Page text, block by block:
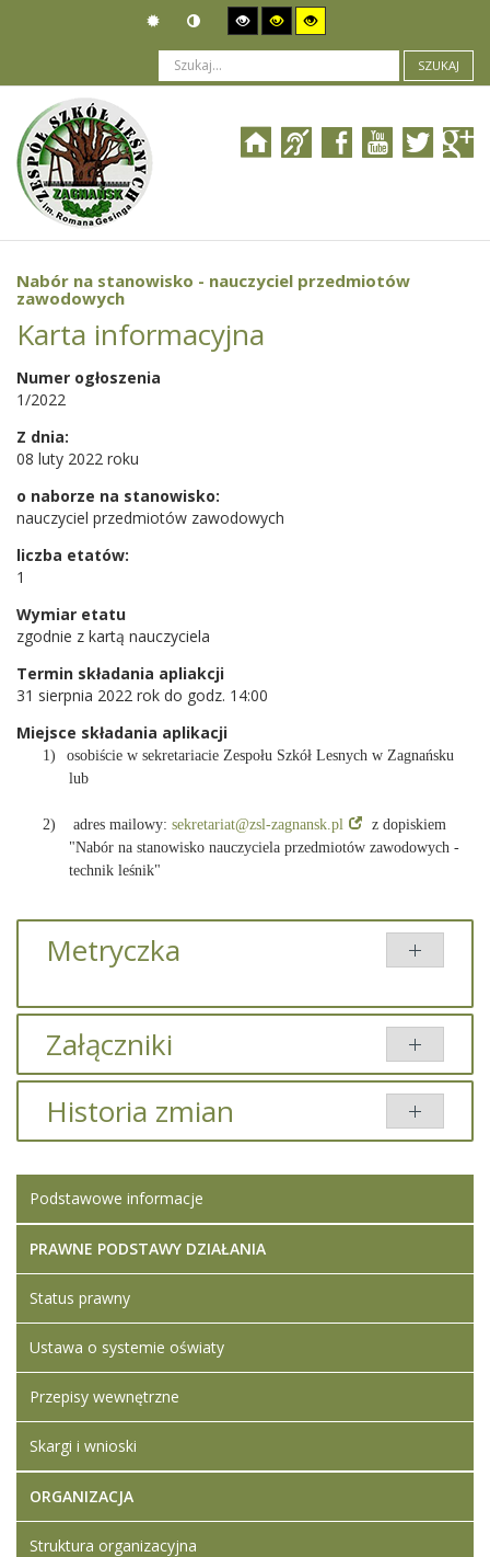
SZUKAJ
Jesteś tutaj: Ogłoszenia
Nabór na stanowisko - nauczyciel przedmiotów zawodowych
Nabór na stanowisko - nauczyciel przedmiotów
zawodowych
Karta informacyjna
Numer ogłoszenia
1/2022
Z dnia:
08 luty 2022 roku
o naborze na stanowisko:
nauczyciel przedmiotów zawodowych
liczba etatów:
1
Wymiar etatu
zgodnie z kartą nauczyciela
Termin składania apliakcji
31 sierpnia 2022 rok do godz. 14:00
Miejsce składania aplikacji
1)
osobiście w sekretariacie Zespołu Szkół Lesnych w Zagnańsku
lub
2) adres mailowy: sekretariat@zsl-zagnansk.pl
z dopiskiem
"Nabór na stanowisko nauczyciela przedmiotów zawodowych -
technik leśnik"
Metryczka
Załączniki
Brak załączników.
Historia zmian
Artykuł
został
zmieniony.
wtorek,
08 luty
2022
Ledwójcik
został
zmieniony.
Dodane
Ogłoszenie
o naborze i
wymagane
wtorek,
08 luty
2022
10:50
Podstawowe informacje
PRAWNE PODSTAWY DZIAŁANIA
Status prawny
Ustawa o systemie oświaty
Przepisy wewnętrzne
Skargi i wnioski
ORGANIZACJA
Struktura organizacyjna